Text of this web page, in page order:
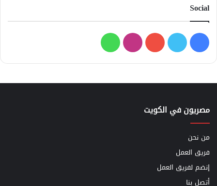
Social
فيسبوك
تويتر يوتيوبانستقرامواتساب
مصريون في الكويت
من نحن
فريق العمل
إنضم لفريق العمل
أتصل بنا